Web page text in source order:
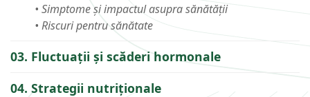
• Simptome și impactul asupra sănătății
• Riscuri pentru sănătate
03. Fluctuații și scăderi hormonale
04. Strategii nutriționale